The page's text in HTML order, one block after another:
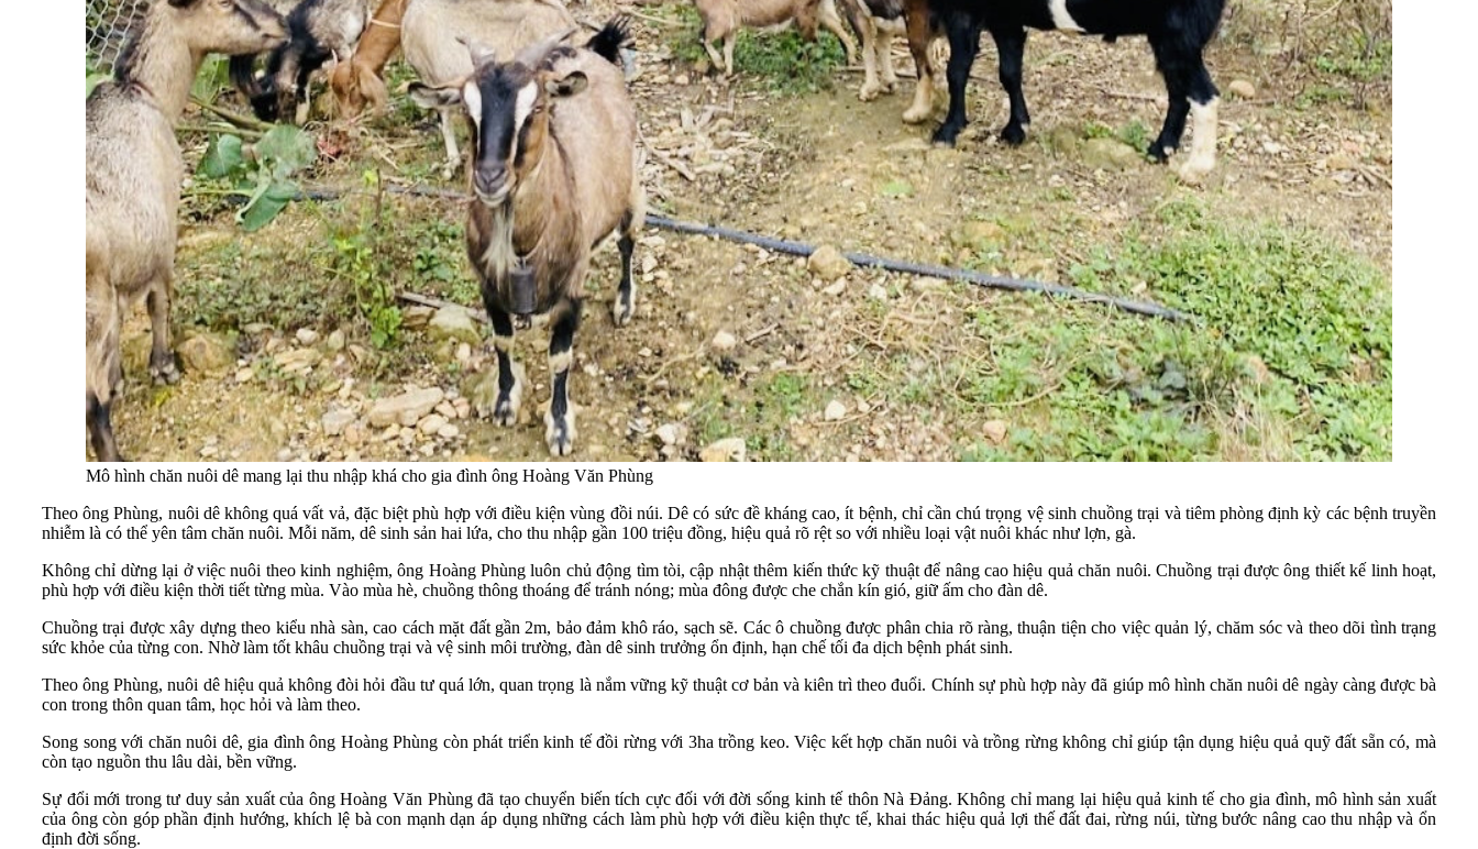
Mô hình chăn nuôi dê mang lại thu nhập khá cho gia đình ông Hoàng Văn Phùng
Theo ông Phùng, nuôi dê không quá vất vả, đặc biệt phù hợp với điều kiện vùng đồi núi. Dê có sức đề kháng cao, ít bệnh, chỉ cần chú trọng vệ sinh chuồng trại và tiêm phòng định kỳ các bệnh truyền
nhiễm là có thể yên tâm chăn nuôi. Mỗi năm, dê sinh sản hai lứa, cho thu nhập gần 100 triệu đồng, hiệu quả rõ rệt so với nhiều loại vật nuôi khác như lợn, gà.
Không chỉ dừng lại ở việc nuôi theo kinh nghiệm, ông Hoàng Phùng luôn chủ động tìm tòi, cập nhật thêm kiến thức kỹ thuật để nâng cao hiệu quả chăn nuôi. Chuồng trại được ông thiết kế linh hoạt,
phù hợp với điều kiện thời tiết từng mùa. Vào mùa hè, chuồng thông thoáng để tránh nóng; mùa đông được che chắn kín gió, giữ ấm cho đàn dê.
Chuồng trại được xây dựng theo kiểu nhà sàn, cao cách mặt đất gần 2m, bảo đảm khô ráo, sạch sẽ. Các ô chuồng được phân chia rõ ràng, thuận tiện cho việc quản lý, chăm sóc và theo dõi tình trạng
sức khỏe của từng con. Nhờ làm tốt khâu chuồng trại và vệ sinh môi trường, đàn dê sinh trưởng ổn định, hạn chế tối đa dịch bệnh phát sinh.
Theo ông Phùng, nuôi dê hiệu quả không đòi hỏi đầu tư quá lớn, quan trọng là nắm vững kỹ thuật cơ bản và kiên trì theo đuổi. Chính sự phù hợp này đã giúp mô hình chăn nuôi dê ngày càng được bà
con trong thôn quan tâm, học hỏi và làm theo.
Song song với chăn nuôi dê, gia đình ông Hoàng Phùng còn phát triển kinh tế đồi rừng với 3ha trồng keo. Việc kết hợp chăn nuôi và trồng rừng không chỉ giúp tận dụng hiệu quả quỹ đất sẵn có, mà
còn tạo nguồn thu lâu dài, bền vững.
Sự đổi mới trong tư duy sản xuất của ông Hoàng Văn Phùng đã tạo chuyển biến tích cực đối với đời sống kinh tế thôn Nà Đảng. Không chỉ mang lại hiệu quả kinh tế cho gia đình, mô hình sản xuất
của ông còn góp phần định hướng, khích lệ bà con mạnh dạn áp dụng những cách làm phù hợp với điều kiện thực tế, khai thác hiệu quả lợi thế đất đai, rừng núi, từng bước nâng cao thu nhập và ổn
định đời sống.